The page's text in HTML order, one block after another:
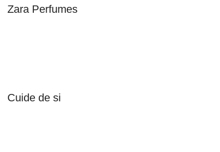
Zara Perfumes
Cuide de si